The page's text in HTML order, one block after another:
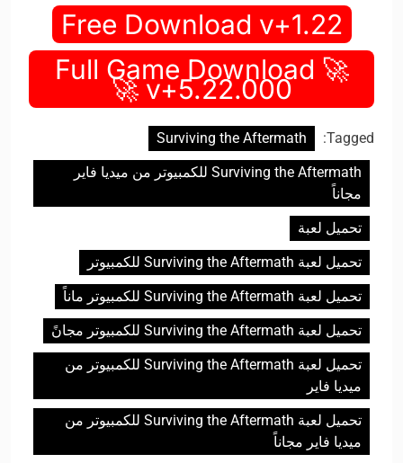
Free Download v+1.22
🚀 Full Game Download
v+5.22.000 🚀
Tagged:
Surviving the Aftermath
Surviving the Aftermath للكمبيوتر من ميديا فاير
مجاناً
تحميل لعبة
تحميل لعبة Surviving the Aftermath للكمبيوتر
تحميل لعبة Surviving the Aftermath للكمبيوتر ماناً
تحميل لعبة Surviving the Aftermath للكمبيوتر مجانً
تحميل لعبة Surviving the Aftermath للكمبيوتر من
ميديا فاير
تحميل لعبة Surviving the Aftermath للكمبيوتر من
ميديا فاير مجاناً